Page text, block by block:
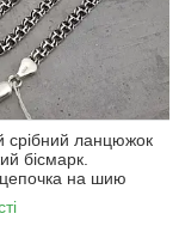
срібний ланцюжок
бісмарк.
на шию